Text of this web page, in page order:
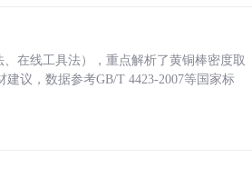
在线工具法），重点解析了黄铜棒密度取
议，数据参考GB/T 4423-2007等国家标